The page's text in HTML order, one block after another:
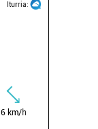
Iturria:
6 km/h